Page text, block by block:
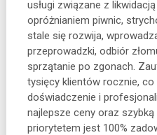
usługi związane z
opróżnianiem piwnic,
stale się rozwija,
przeprowadzki, odbiór
sprzątanie po zgonach.
tysięcy klientów rocznie,
doświadczenie i
najlepsze ceny oraz
priorytetem jest 100%